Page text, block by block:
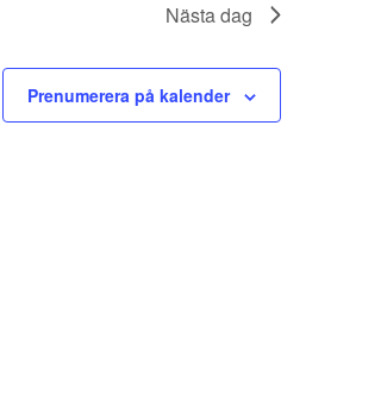
Nästa dag
Prenumerera på kalender